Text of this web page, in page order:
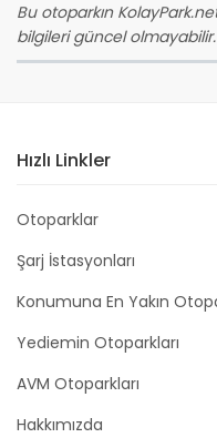
Bu otoparkın
bilgileri güncel olmayabilir.
Hızlı Linkler
Otoparklar
Şarj İstasyonları
Konumuna En Yakın
Yediemin Otoparkları
AVM Otoparkları
Hakkımızda